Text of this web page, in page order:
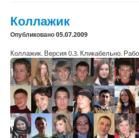
Коллажик
Опубликовано 05.07.2009
Коллажик. Версия 0.3. Кликабельно.